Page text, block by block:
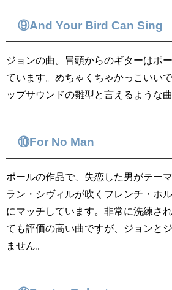
⑨And Your Bird Can Sing
ジョンの曲。冒頭からのギターはポ
ています。めちゃくちゃかっこいい
ップサウンドの雛型と言えるような曲
⑩For No Man
ポールの作品で、失恋した男がテー
ラン・シヴィルが吹くフレンチ・ホ
にマッチしています。非常に洗練さ
ても評価の高い曲ですが、ジョンと
ません。